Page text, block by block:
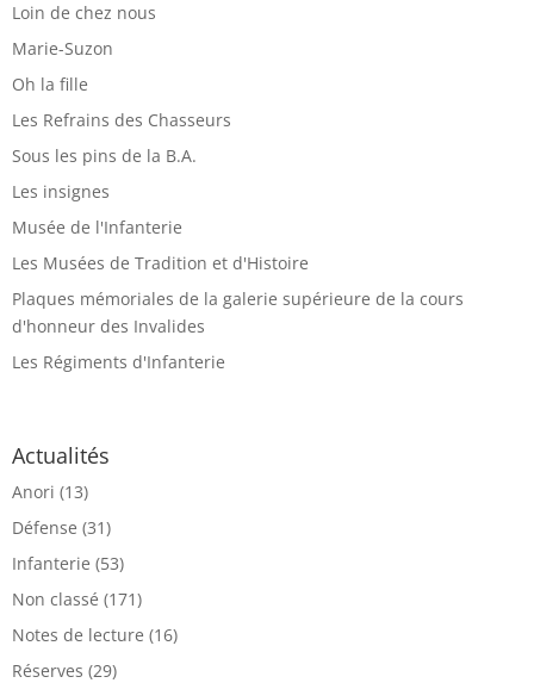
Loin de chez nous
Marie-Suzon
Oh la fille
Les Refrains des Chasseurs
Sous les pins de la B.A.
Les insignes
Musée de l'Infanterie
Les Musées de Tradition et d'Histoire
Plaques mémoriales de la galerie supérieure de la cours
d'honneur des Invalides
Les Régiments d'Infanterie
Actualités
Anori (13)
Défense (31)
Infanterie (53)
Non classé (171)
Notes de lecture (16)
Réserves (29)